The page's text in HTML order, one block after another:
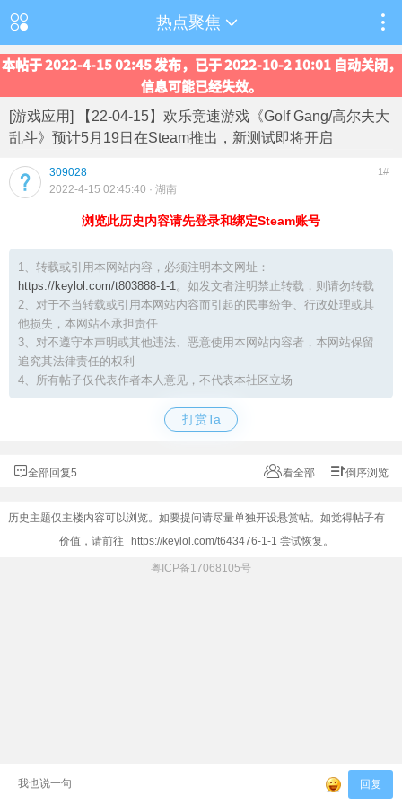
热点聚焦
本帖于 2022-4-15 02:45 发布，已于 2022-10-2 10:01 自动关闭，
信息可能已经失效。
[游戏应用] 【22-04-15】欢乐竞速游戏《Golf Gang/高尔夫大
乱斗》预计5月19日在Steam推出，新测试即将开启
309028 1#
2022-4-15 02:45:40 · 湖南
浏览此历史内容请先登录和绑定Steam账号
1、转载或引用本网站内容，必须注明本文网址：
https://keylol.com/t803888-1-1。如发文者注明禁止转载，则请勿转载
2、对于不当转载或引用本网站内容而引起的民事纷争、行政处理或其
他损失，本网站不承担责任
3、对不遵守本声明或其他违法、恶意使用本网站内容者，本网站保留
追究其法律责任的权利
4、所有帖子仅代表作者本人意见，不代表本社区立场
打赏Ta
全部回复5 看全部 倒序浏览
历史主题仅主楼内容可以浏览。如要提问请尽量单独开设悬赏帖。如觉得帖子有
价值，请前往
https://keylol.com/t643476-1-1 尝试恢复。
粤ICP备17068105号